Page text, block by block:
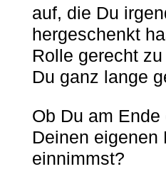
auf, die Du
hergeschenkt
Rolle gerecht
Du ganz lange
Ob Du am Ende
Deinen eigenen
einnimmst?